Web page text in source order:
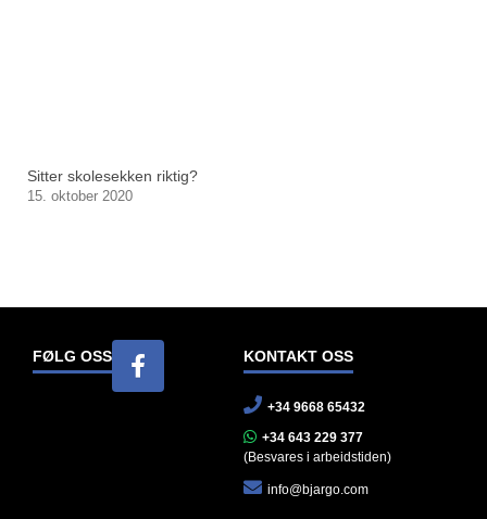
Sitter skolesekken riktig?
15. oktober 2020
FØLG OSS KONTAKT OSS
+34 9668 65432
+34 643 229 377
(Besvares i arbeidstiden)
info@bjargo.com